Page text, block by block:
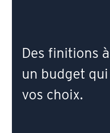
Des finitions
un budget
vos choix.